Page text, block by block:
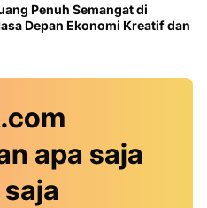
Penuh Semangat di
Depan Ekonomi Kreatif dan
apa saja